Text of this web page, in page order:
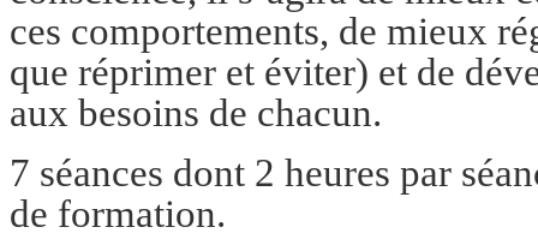
ces comportements, de mieux
que réprimer et éviter) et de
aux besoins de chacun.
7 séances dont 2 heures par
de formation.